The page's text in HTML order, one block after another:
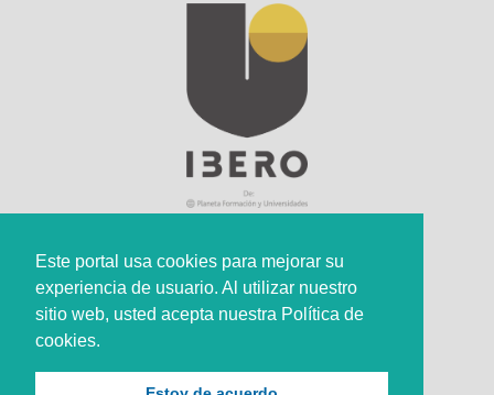
Este portal usa cookies para mejorar su
experiencia de usuario. Al utilizar nuestro
sitio web, usted acepta nuestra Política de
cookies.
Sede Principal
Calle 67 #5-27; Bogotá, Colombia.